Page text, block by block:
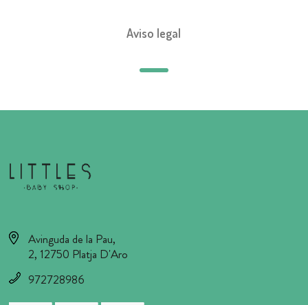
Aviso legal
Avinguda de la Pau,
2, 12750 Platja D'Aro
972728986